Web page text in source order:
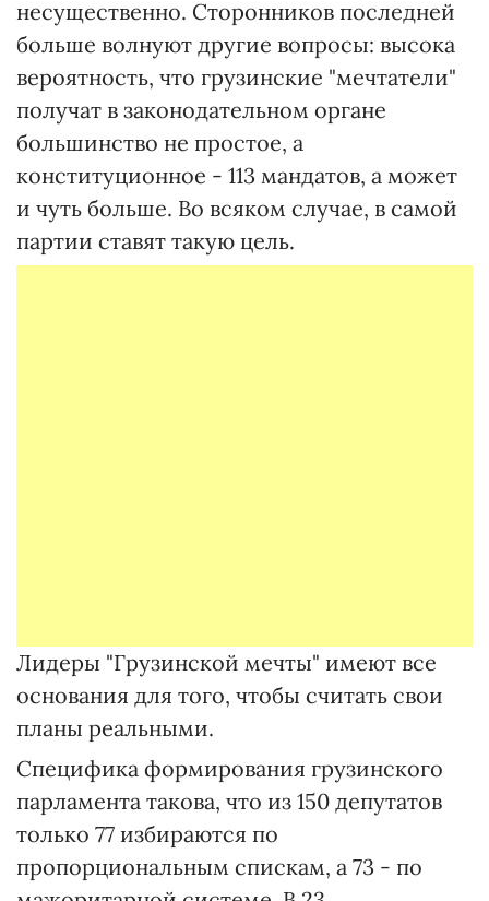
несущественно. Сторонников последней
больше волнуют другие вопросы: высока
вероятность, что грузинские "мечтатели"
получат в законодательном органе
большинство не простое, а
конституционное - 113 мандатов, а может
и чуть больше. Во всяком случае, в самой
партии ставят такую цель.
Лидеры "Грузинской мечты" имеют все
основания для того, чтобы считать свои
планы реальными.
Специфика формирования грузинского
парламента такова, что из 150 депутатов
только 77 избираются по
пропорциональным спискам, а 73 - по